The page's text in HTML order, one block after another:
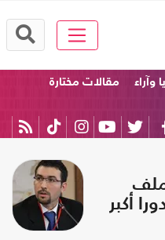
وآراء
مقالات مختارة
أكبر